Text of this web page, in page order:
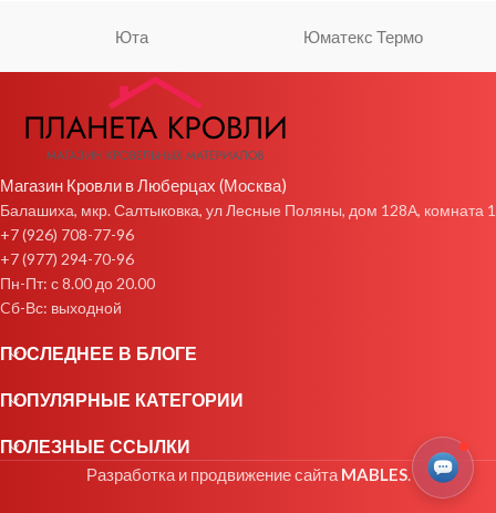
Юта Юматекс Термо
Магазин Кровли в Люберцах (Москва)
Балашиха, мкр. Салтыковка, ул Лесные Поляны, дом 128А, комната 1
+7 (926) 708-77-96
+7 (977) 294-70-96
Пн-Пт: с 8.00 до 20.00
Cб-Вс: выходной
ПОСЛЕДНЕЕ В БЛОГЕ
ПОПУЛЯРНЫЕ КАТЕГОРИИ
ПОЛЕЗНЫЕ ССЫЛКИ
Разработка и продвижение сайтаMABLES.